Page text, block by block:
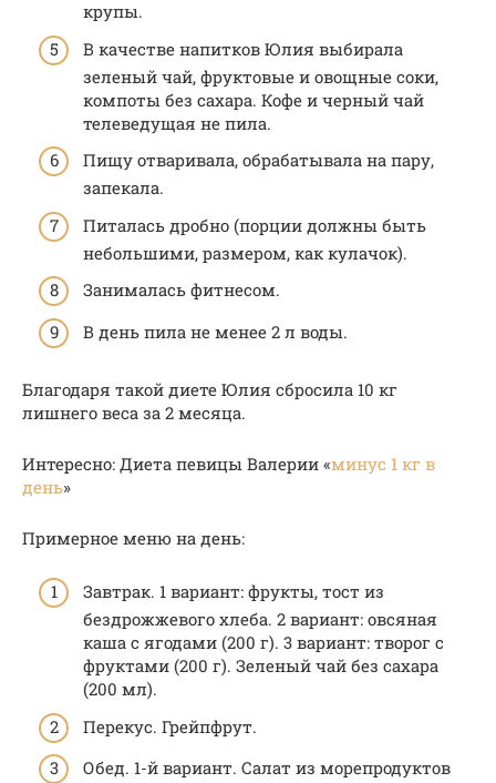
крупы.
В качестве напитков Юлия выбирала
зеленый чай, фруктовые и овощные соки,
компоты без сахара. Кофе и черный чай
телеведущая не пила.
Пищу отваривала, обрабатывала на пару,
запекала.
Питалась дробно (порции должны быть
небольшими, размером, как кулачок).
Занималась фитнесом.
В день пила не менее 2 л воды.
Благодаря такой диете Юлия сбросила 10 кг
лишнего веса за 2 месяца.
Интересно: Диета певицы Валерии «минус 1 кг в
день»
Примерное меню на день:
Завтрак. 1 вариант: фрукты, тост из
бездрожжевого хлеба. 2 вариант: овсяная
каша с ягодами (200 г). 3 вариант: творог с
фруктами (200 г). Зеленый чай без сахара
(200 мл).
Перекус. Грейпфрут.
Обед. 1-й вариант. Салат из морепродуктов